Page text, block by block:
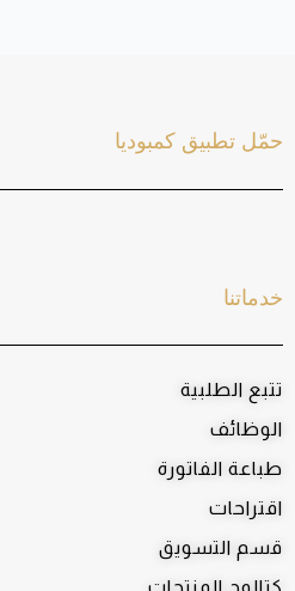
خدماتنا
تتبع الطلبية
الوظائف
طباعة الفاتورة
اقتراحات
قسم التسويق
حمّل تطبيق كمبوديا